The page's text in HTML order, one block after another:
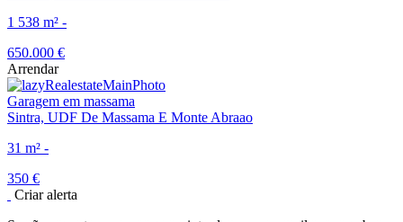
1 538 m² -
650.000 €
Arrendar
Garagem em massama
Sintra, UDF De Massama E Monte Abraao
31 m² -
350 €
Criar alerta